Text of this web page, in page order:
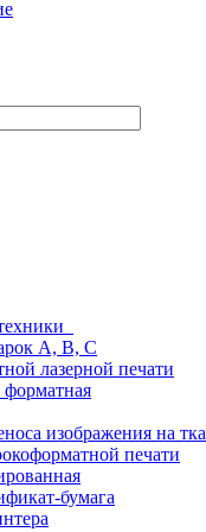
А, В, С
лазерной печати
форматная
изображения на
печати
бумага